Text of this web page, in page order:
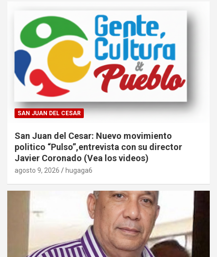
SAN JUAN DEL CESAR
San Juan del Cesar: Nuevo movimiento
politico “Pulso”,entrevista con su director
Javier Coronado (Vea los videos)
agosto 9, 2026 hugaga6